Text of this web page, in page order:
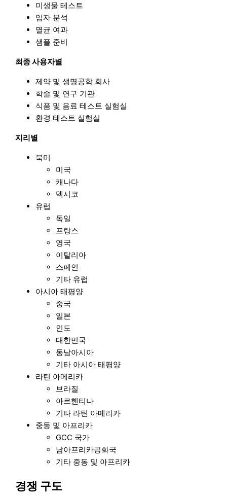
미생물 테스트
입자 분석
멸균 여과
샘플 준비
최종 사용자별
제약 및 생명공학 회사
학술 및 연구 기관
식품 및 음료 테스트 실험실
환경 테스트 실험실
지리별
북미
미국
캐나다
멕시코
유럽
독일
프랑스
영국
이탈리아
스페인
기타 유럽
아시아 태평양
중국
일본
인도
대한민국
동남아시아
기타 아시아 태평양
라틴 아메리카
브라질
아르헨티나
기타 라틴 아메리카
중동 및 아프리카
GCC 국가
남아프리카공화국
기타 중동 및 아프리카
경쟁 구도